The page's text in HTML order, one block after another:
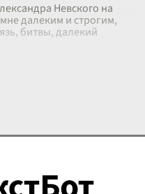
Невского на
далеким и строгим,
битвы, далекий